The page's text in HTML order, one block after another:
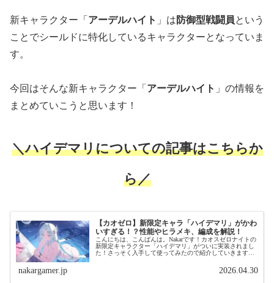
新キャラクター「 アーデルハイト 」は 防御型戦闘員という
ことでシールドに特化しているキャラクターとなっていま
す。
今回はそんな新キャラクター「 アーデルハイト 」の情報を
まとめていこうと思います！
＼ハイデマリについての記事はこちらか
ら／
【カオゼロ】新限定キャラ「ハイデマリ」がかわ
いすぎる！？性能やヒラメキ、編成を解説！
こんにちは、こんばんは。Nakarです！カオスゼロナイトの
新限定キャラクター「ハイデマリ」がついに実装されまし
た！さっそく入手して使ってみたので紹介していきます！
nakargamer.jp 2026.04.30